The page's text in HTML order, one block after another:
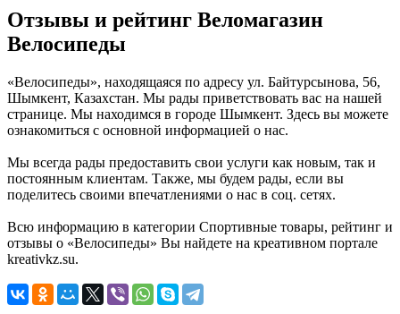
Отзывы и рейтинг Веломагазин
Велосипеды
«Велосипеды», находящаяся по адресу ул. Байтурсынова, 56,
Шымкент, Казахстан. Мы рады приветствовать вас на нашей
странице. Мы находимся в городе Шымкент. Здесь вы можете
ознакомиться с основной информацией о нас.
Мы всегда рады предоставить свои услуги как новым, так и
постоянным клиентам. Также, мы будем рады, если вы
поделитесь своими впечатлениями о нас в соц. сетях.
Всю информацию в категории Спортивные товары, рейтинг и
отзывы о «Велосипеды» Вы найдете на креативном портале
kreativkz.su.